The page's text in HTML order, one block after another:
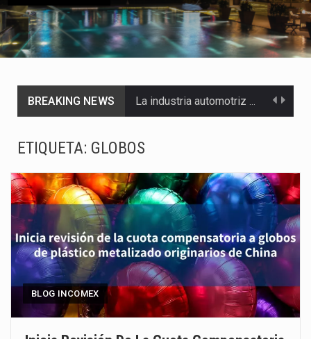
BREAKING NEWS
El Departamento de Agricultura de Estados Unidos (USDA) suspendió el 5 de agosto de 2026…
El derecho a la previsibilidad de los horarios de trabajo en turnos rotativos podría ser…
La industria manufacturera de exportación afiliada a Index en Nuevo León ha alcanzado hasta 10%…
Las métricas tradicionales de los parques industriales —absorción, ocupación y metros cuadrados desarrollados— resultan insuficientes…
ETIQUETA: GLOBOS
BLOG INCOMEX